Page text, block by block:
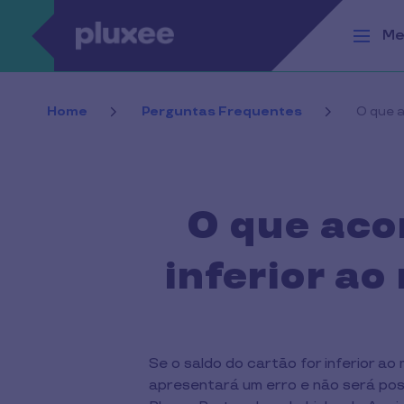
Passar para o conteúdo principal
Home Perguntas Frequentes O que
O que
inferior ao
Se o saldo do cartão for inferior
apresentará um erro e não será